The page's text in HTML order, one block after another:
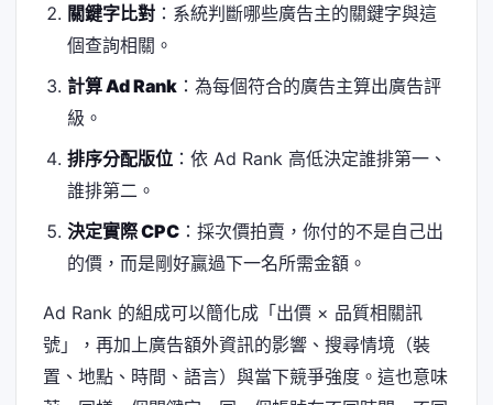
關鍵字比對：系統判斷哪些廣告主的關鍵字與這
個查詢相關。
計算 Ad Rank：為每個符合的廣告主算出廣告評
級。
排序分配版位：依 Ad Rank 高低決定誰排第一、
誰排第二。
決定實際 CPC：採次價拍賣，你付的不是自己出
的價，而是剛好贏過下一名所需金額。
Ad Rank 的組成可以簡化成「出價 × 品質相關訊
號」，再加上廣告額外資訊的影響、搜尋情境（裝
置、地點、時間、語言）與當下競爭強度。這也意味